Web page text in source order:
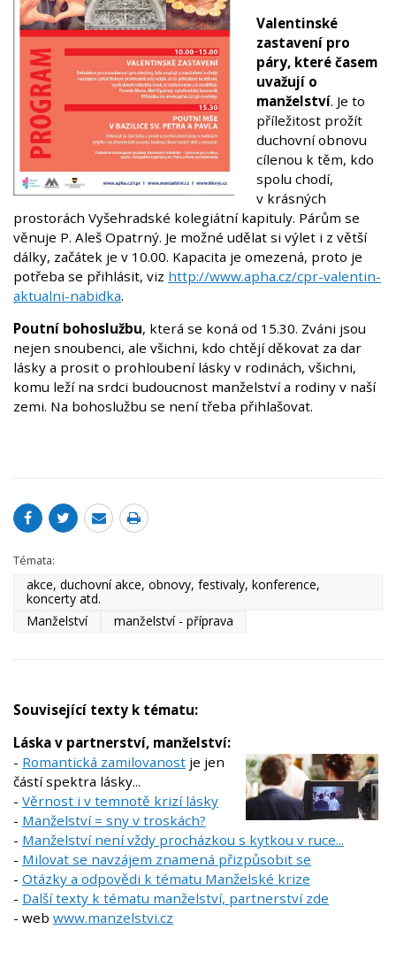
Valentinské
zastavení pro
páry, které časem
uvažují o
manželství. Je to
příležitost prožít
duchovní obnovu
cílenou k těm, kdo
spolu chodí,
v krásných
prostorách Vyšehradské kolegiátní kapituly. Párům se
věnuje P. Aleš Opatrný. Je možné udělat si výlet i z větší
dálky, začátek je v 10.00. Kapacita je omezená, proto je
potřeba se přihlásit, viz http://www.apha.cz/cpr-valentin-
aktualni-nabidka.
Poutní bohoslužbu, která se koná od 15.30. Zváni jsou
nejen snoubenci, ale všichni, kdo chtějí děkovat za dar
lásky a prosit o prohloubení lásky v rodinách, všichni,
komu leží na srdci budoucnost manželství a rodiny v naší
zemi. Na bohoslužbu se není třeba přihlašovat.
Témata:
akce, duchovní akce, obnovy, festivaly, konference,
koncerty atd.
Manželství
manželství - příprava
Související texty k tématu:
Láska v partnerství, manželství:
- Romantická zamilovanost je jen
částí spektra lásky...
- Věrnost i v temnotě krizí lásky
- Manželství = sny v troskách?
- Manželství není vždy procházkou s kytkou v ruce...
- Milovat se navzájem znamená přizpůsobit se
- Otázky a odpovědi k tématu Manželské krize
- Další texty k tématu manželství, partnerství zde
- web www.manzelstvi.cz